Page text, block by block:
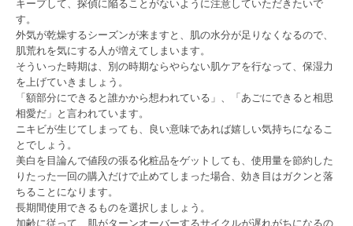
す。
外気が乾燥するシーズンが来ますと、肌の水分が足りなくなるので、
肌荒れを気にする人が増えてしまいます。
そういった時期は、別の時期ならやらない肌ケアを行なって、保湿力
を上げていきましょう。
「額部分にできると誰かから想われている」、「あごにできると相思
相愛だ」と言われています。
ニキビが生じてしまっても、良い意味であれば嬉しい気持ちになるこ
とでしょう。
美白を目論んで値段の張る化粧品をゲットしても、使用量を節約した
りたった一回の購入だけで止めてしまった場合、効き目はガクンと落
ちることになります。
長期間使用できるものを選択しましょう。
加齢に従って、肌がターンオーバーするサイクルが遅れがちになるの